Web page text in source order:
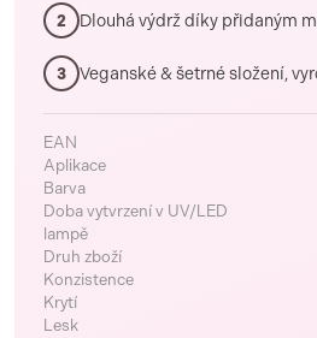
2 Dlouhá výdrž díky přidaným
3 Veganské & šetrné složení,
EAN
Aplikace
Barva
Doba vytvrzení v UV/LED
lampě
Druh zboží
Konzistence
Krytí
Lesk